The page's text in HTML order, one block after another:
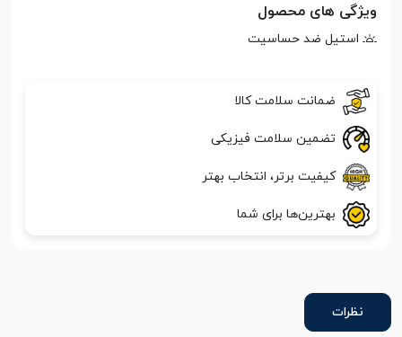
ویژگی های محصول
استیل ضد حساسیت
ضمانت سلامت کالا
تضمین سلامت فیزیکی
کیفیت برتر، انتخاب بهتر
بهترین‌ها برای شما
نظرات